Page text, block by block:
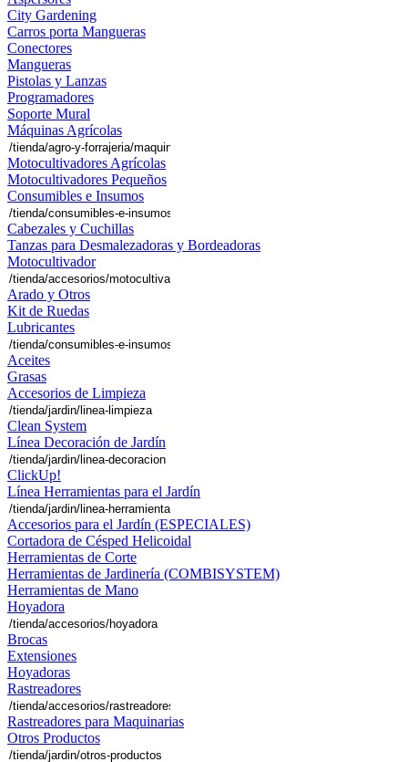
City Gardening
Carros porta Mangueras
Conectores
Mangueras
Pistolas y Lanzas
Programadores
Soporte Mural
Máquinas Agrícolas
Motocultivadores Agrícolas
Motocultivadores Pequeños
Consumibles e Insumos
Cabezales y Cuchillas
Tanzas para Desmalezadoras y Bordeadoras
Motocultivador
Arado y Otros
Kit de Ruedas
Lubricantes
Aceites
Grasas
Accesorios de Limpieza
Clean System
Línea Decoración de Jardín
ClickUp!
Línea Herramientas para el Jardín
Accesorios para el Jardín (ESPECIALES)
Cortadora de Césped Helicoidal
Herramientas de Corte
Herramientas de Jardinería (COMBISYSTEM)
Herramientas de Mano
Hoyadora
Brocas
Extensiones
Hoyadoras
Rastreadores
Rastreadores para Maquinarias
Otros Productos